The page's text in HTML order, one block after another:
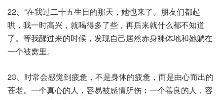
22、“在我过二十五生日的那天，她也来了。朋友们都起
哄，我一时高兴，就喝得多了些，再后来就什么都不知道
了。等我醒过来的时候，发现自己居然赤身裸体地和她躺在
一个被窝里。
23、时常会感觉到疲惫，不是身体的疲惫，而是由心而出的
苍老。一个真心的人，容易被感情所伤；一个善良的人，容